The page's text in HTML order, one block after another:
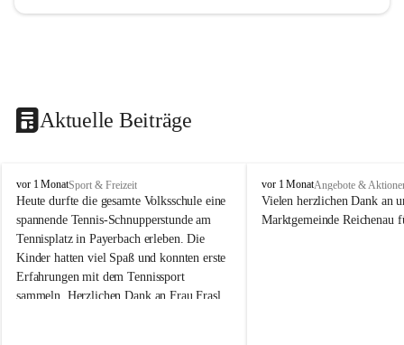
Aktuelle Beiträge
V
o
l
k
s
s
c
h
vor 1 MonatSport & Freizeit
Heute durfte die gesamte Volksschule eine
spannende Tennis-Schnupperstunde am
Tennisplatz in Payerbach erleben. Die
Kinder hatten viel Spaß und konnten erste
Erfahrungen mit dem Tennissport
sammeln. Herzlichen Dank an Frau Frasl
V
o
l
vor 1 MonatAngebote &
Vielen herzlichen Dank an
Marktgemeinde Reichenau